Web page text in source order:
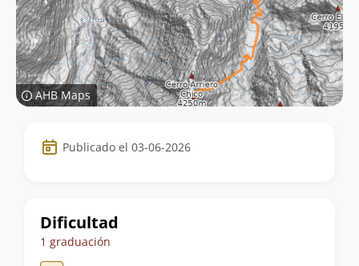
AHB Maps
Datos
de
ruta
Publicado el 03-06-2026
Dificultad
1 graduación